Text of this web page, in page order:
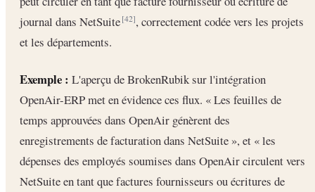
journal dans NetSuite[42], correctement codée vers les projets
et les départements.
Exemple : L'aperçu de BrokenRubik sur l'intégration
OpenAir-ERP met en évidence ces flux. « Les feuilles de
temps approuvées dans OpenAir génèrent des
enregistrements de facturation dans NetSuite », et « les
dépenses des employés soumises dans OpenAir circulent vers
NetSuite en tant que factures fournisseurs ou écritures de